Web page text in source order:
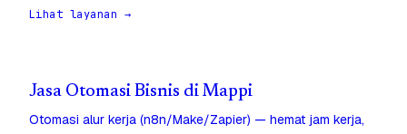
Lihat layanan →
Jasa Otomasi Bisnis di Mappi
Otomasi alur kerja (n8n/Make/Zapier) — hemat jam kerja,